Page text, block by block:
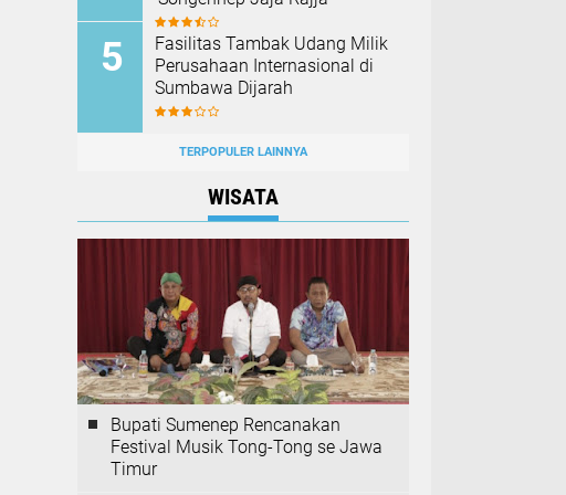
Fasilitas Tambak Udang Milik
Perusahaan Internasional di
Sumbawa Dijarah
TERPOPULER LAINNYA
WISATA
Bupati Sumenep Rencanakan
Festival Musik Tong-Tong se Jawa
Timur